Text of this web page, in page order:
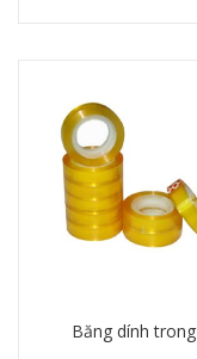
Băng dính trong